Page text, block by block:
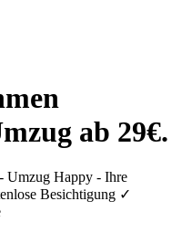
ab 29€.
Umzug Happy - Ihre
Besichtigung ✓